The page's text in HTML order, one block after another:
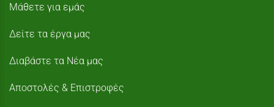
Μάθετε για εμάς
Δείτε τα έργα μας
Διαβάστε τα Νέα μας
Αποστολές & Επιστροφές